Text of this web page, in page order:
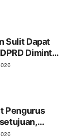
Sulit Dapat
Diminta
Pengurus
DPD